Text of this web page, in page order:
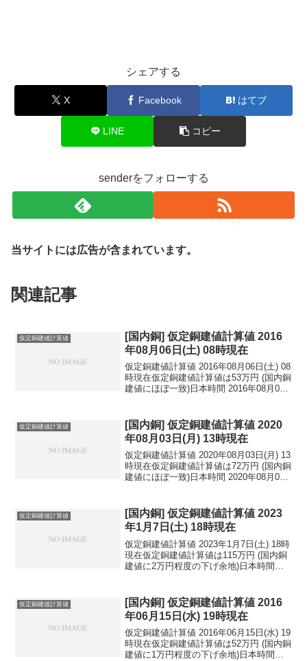
シェアする
X Facebook はてブ
LINE コピー
senderをフォローする
当サイトには広告が含まれています。
関連記事
仮定銅建値計算値
[国内銅] 仮定銅建値計算値 2016
年08月06日(土) 08時現在
仮定銅建値計算値 2016年08月06日(土) 08
時現在仮定銅建値計算値は53万円 (国内銅
建値にほぼ一致)日本時間 2016年08月06
円...
仮定銅建値計算値
[国内銅] 仮定銅建値計算値 2020
年08月03日(月) 13時現在
仮定銅建値計算値 2020年08月03日(月) 13
時現在仮定銅建値計算値は72万円 (国内銅
建値にほぼ一致)日本時間 2020年08月03
円...
仮定銅建値計算値
[国内銅] 仮定銅建値計算値 2023
年1月7日(土) 18時現在
仮定銅建値計算値 2023年1月7日(土) 18時
現在仮定銅建値計算値は115万円 (国内銅
建値に2万円程度の下げ余地)日本時間
ル：132...
仮定銅建値計算値
[国内銅] 仮定銅建値計算値 2016
年06月15日(水) 19時現在
仮定銅建値計算値 2016年06月15日(水) 19
時現在仮定銅建値計算値は52万円 (国内銅
建値に1万円程度の下げ余地)日本時間